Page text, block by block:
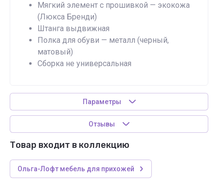
Мягкий элемент с прошивкой — экокожа
(Люкса Бренди)
Штанга выдвижная
Полка для обуви — металл (черный,
матовый)
Сборка не универсальная
Параметры
Отзывы
Товар входит в коллекцию
Ольга-Лофт мебель для прихожей